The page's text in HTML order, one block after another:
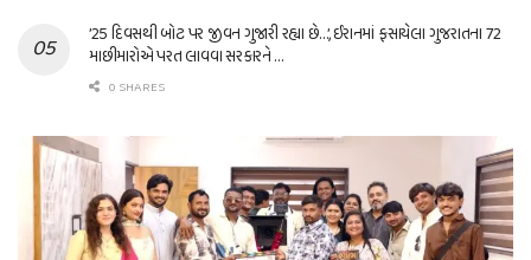
’25 દિવસથી બોટ પર જીવન ગુજારી રહ્યા છે…’, ઈરાનમાં ફસાયેલા ગુજરાતના 72
માછીમારોએ પરત લાવવા સરકારને …
0 SHARES